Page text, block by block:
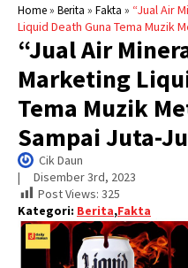
Home» Berita » Fakta » “Jual Air
Liquid Death Guna Tema Muzik
“Jual Air
Marketing
Tema Muzik
Sampai Juta-
Cik Daun
| Disember 3rd, 2023
Post Views: 325
Kategori: Berita,Fakta